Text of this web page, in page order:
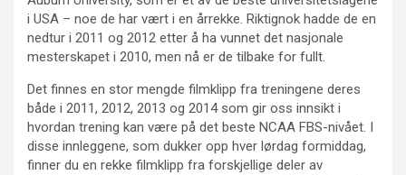
i USA – noe de har vært i en årrekke. Riktignok hadde de en
nedtur i 2011 og 2012 etter å ha vunnet det nasjonale
mesterskapet i 2010, men nå er de tilbake for fullt.
Det finnes en stor mengde filmklipp fra treningene deres
både i 2011, 2012, 2013 og 2014 som gir oss innsikt i
hvordan trening kan være på det beste NCAA FBS-nivået. I
disse innleggene, som dukker opp hver lørdag formiddag,
finner du en rekke filmklipp fra forskjellige deler av